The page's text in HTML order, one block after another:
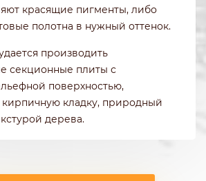
красящие пигменты, либо
полотна в нужный оттенок.
производить
секционные плиты с
поверхностью,
кладку, природный
дерева.